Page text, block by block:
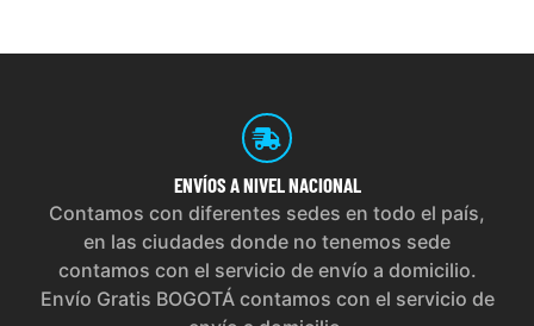
ENVÍOS A NIVEL NACIONAL
Contamos con diferentes sedes en todo el país,
en las ciudades donde no tenemos sede
contamos con el servicio de envío a domicilio.
Envío Gratis BOGOTÁ contamos con el servicio de